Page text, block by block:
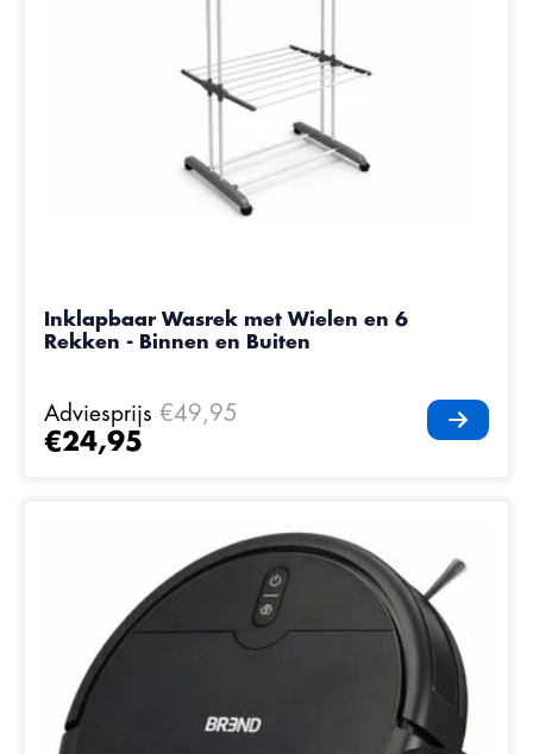
Inklapbaar Wasrek met Wielen en 6
Rekken - Binnen en Buiten
Adviesprijs €49,95
€24,95